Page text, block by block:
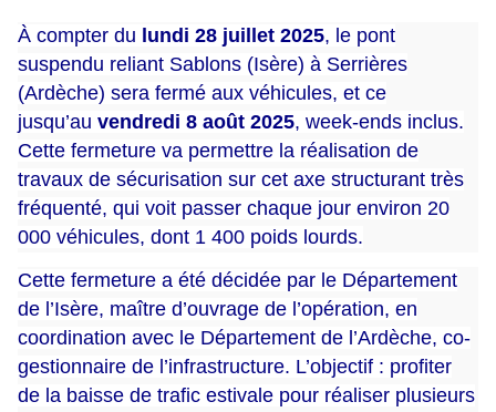
À compter du lundi 28 juillet 2025, le pont
suspendu reliant Sablons (Isère) à Serrières
(Ardèche) sera fermé aux véhicules, et ce
jusqu’au vendredi 8 août 2025, week-ends inclus.
Cette fermeture va permettre la réalisation de
travaux de sécurisation sur cet axe structurant très
fréquenté, qui voit passer chaque jour environ 20
000 véhicules, dont 1 400 poids lourds.
Cette fermeture a été décidée par le Département
de l’Isère, maître d’ouvrage de l’opération, en
coordination avec le Département de l’Ardèche, co-
gestionnaire de l’infrastructure. L’objectif : profiter
de la baisse de trafic estivale pour réaliser plusieurs